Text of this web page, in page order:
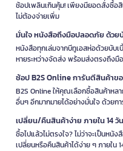
ช้อปเพลินเกินคุ้ม! เพียงมียอดสั่งซื้อ
ไม่ต้องจ่ายเพิ่ม
มั่นใจ หนังสือถึงมือปลอดภัย ด้วย
หนังสือทุกเล่มจากบีทูเอสห่อด้วยบับ
หายระหว่างจัดส่ง พร้อมส่งตรงถึง
ช้อป B2S Online การันตีสินค้าข
B2S Online ให้คุณเลือกซื้อสินค้าหล
อื่นๆ อีกมากมายได้อย่างมั่นใจ ด้วย
เปลี่ยน/คืนสินค้าง่าย ภายใน 14 วัน
ซื้อไปแล้วไม่ตรงใจ? ไม่ว่าจะเป็นห
เปลี่ยนหรือคืนสินค้าได้ง่าย ๆ ภายใน